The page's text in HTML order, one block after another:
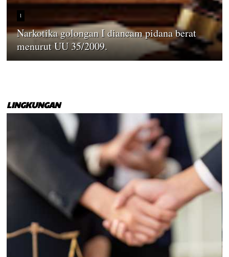
1
Narkotika golongan I diancam pidana berat
menurut UU 35/2009.
LINGKUNGAN